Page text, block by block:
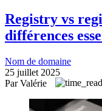
Registry vs
différences
Nom de domaine
25 juillet 2025
Par Valérie